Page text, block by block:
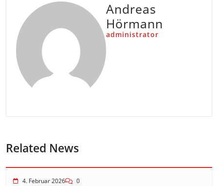
Andreas
Hörmann
administrator
Related News
4. Februar 2026 0